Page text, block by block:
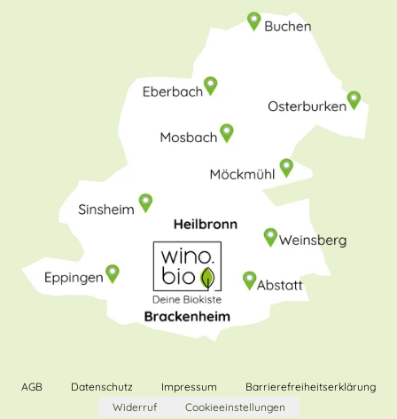
AGB Datenschutz Impressum
Barrierefreiheitserklärung
Widerruf
Cookieeinstellungen